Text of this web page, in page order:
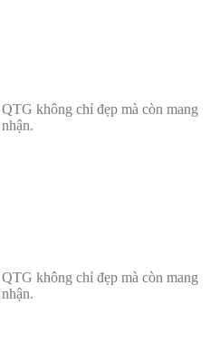
không chỉ đẹp mà còn mang
không chỉ đẹp mà còn mang